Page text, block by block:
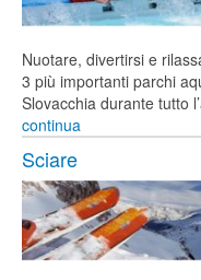
Nuotare, divertirsi e
3 più importanti parchi
Slovacchia durante tutto
continua
Sciare